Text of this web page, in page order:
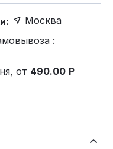
Москва
:
от 490.00 Р